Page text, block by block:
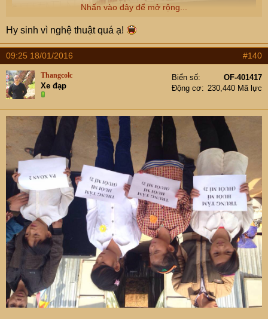
Cận cảnh
Nhấn vào đây để mở rộng...
Hy sinh vì nghệ thuật quá ạ!
09:25 18/01/2016 #140
Thangcolc
Xe đạp
Biển số
OF-401417
Động cơ
230,440 Mã lực